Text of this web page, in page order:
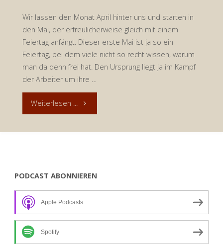
Wir lassen den Monat April hinter uns und starten in
den Mai, der erfreulicherweise gleich mit einem
Feiertag anfängt. Dieser erste Mai ist ja so ein
Feiertag, bei dem viele nicht so recht wissen, warum
man da denn frei hat. Den Ursprung liegt ja im Kampf
der Arbeiter um ihre …
Weiterlesen ... "Andacht
Arbeitszeiten"
PODCAST ABONNIEREN
Apple Podcasts
Spotify